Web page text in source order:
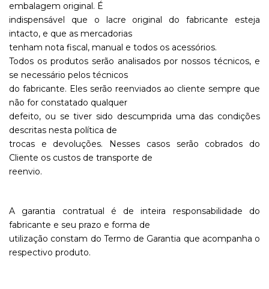
embalagem original. É
indispensável que o lacre original do fabricante esteja
intacto, e que as mercadorias
tenham nota fiscal, manual e todos os acessórios.
Todos os produtos serão analisados por nossos técnicos, e
se necessário pelos técnicos
do fabricante. Eles serão reenviados ao cliente sempre que
não for constatado qualquer
defeito, ou se tiver sido descumprida uma das condições
descritas nesta política de
trocas e devoluções. Nesses casos serão cobrados do
Cliente os custos de transporte de
reenvio.
A garantia contratual é de inteira responsabilidade do
fabricante e seu prazo e forma de
utilização constam do Termo de Garantia que acompanha o
respectivo produto.